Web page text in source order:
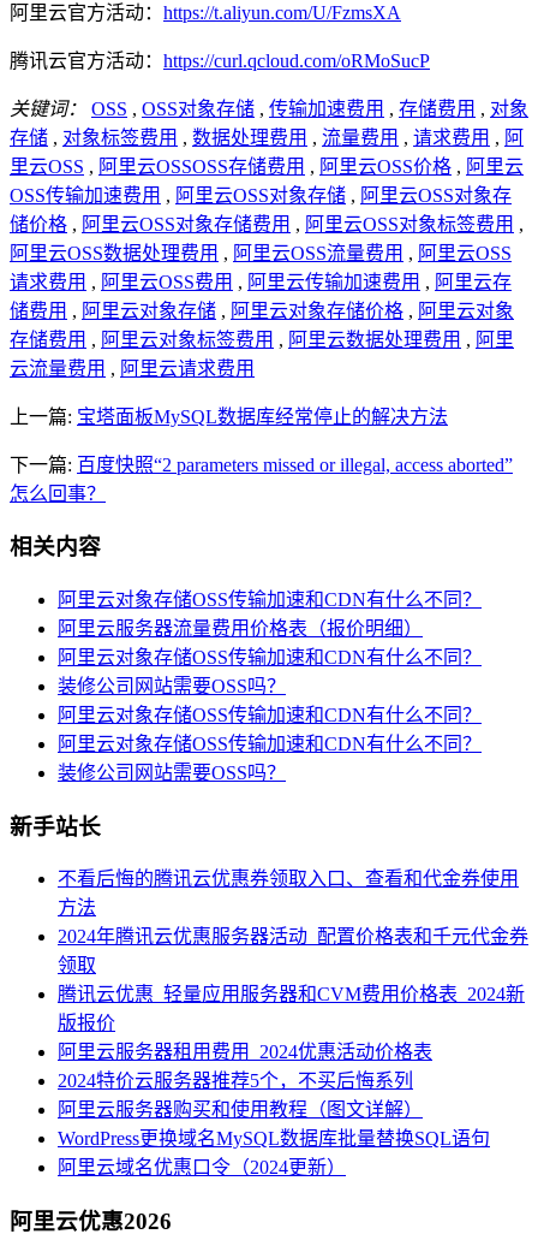
阿里云官方活动： https://t.aliyun.com/U/FzmsXA
腾讯云官方活动： https://curl.qcloud.com/oRMoSucP
关键词： OSS , OSS对象存储 , 传输加速费用 , 存储费用 , 对象
存储 , 对象标签费用 , 数据处理费用 , 流量费用 , 请求费用 , 阿
里云OSS , 阿里云OSSOSS存储费用 , 阿里云OSS价格 , 阿里云
OSS传输加速费用 , 阿里云OSS对象存储 , 阿里云OSS对象存
储价格 , 阿里云OSS对象存储费用 , 阿里云OSS对象标签费用 ,
阿里云OSS数据处理费用 , 阿里云OSS流量费用 , 阿里云OSS
请求费用 , 阿里云OSS费用 , 阿里云传输加速费用 , 阿里云存
储费用 , 阿里云对象存储 , 阿里云对象存储价格 , 阿里云对象
存储费用 , 阿里云对象标签费用 , 阿里云数据处理费用 , 阿里
云流量费用 , 阿里云请求费用
上一篇: 宝塔面板MySQL数据库经常停止的解决方法
下一篇: 百度快照“2 parameters missed or illegal, access aborted”
怎么回事？
相关内容
阿里云对象存储OSS传输加速和CDN有什么不同？
阿里云服务器流量费用价格表（报价明细）
阿里云对象存储OSS传输加速和CDN有什么不同？
装修公司网站需要OSS吗？
阿里云对象存储OSS传输加速和CDN有什么不同？
阿里云对象存储OSS传输加速和CDN有什么不同？
装修公司网站需要OSS吗？
新手站长
不看后悔的腾讯云优惠券领取入口、查看和代金券使用
方法
2024年腾讯云优惠服务器活动_配置价格表和千元代金券
领取
腾讯云优惠_轻量应用服务器和CVM费用价格表_2024新
版报价
阿里云服务器租用费用_2024优惠活动价格表
2024特价云服务器推荐5个，不买后悔系列
阿里云服务器购买和使用教程（图文详解）
WordPress更换域名MySQL数据库批量替换SQL语句
阿里云域名优惠口令（2024更新）
阿里云优惠2026